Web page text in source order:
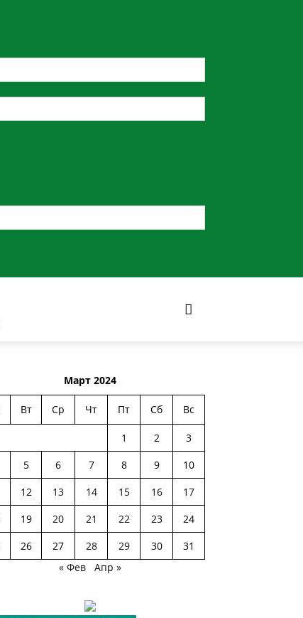
Март 2024
Вт Ср Чт Пт Сб Вс
1 2
3
5 6 7 8 9
10
12 13 14 15 16
17
19 20 21 22 23
24
26 27 28 29 30
31
« Фев
Апр »